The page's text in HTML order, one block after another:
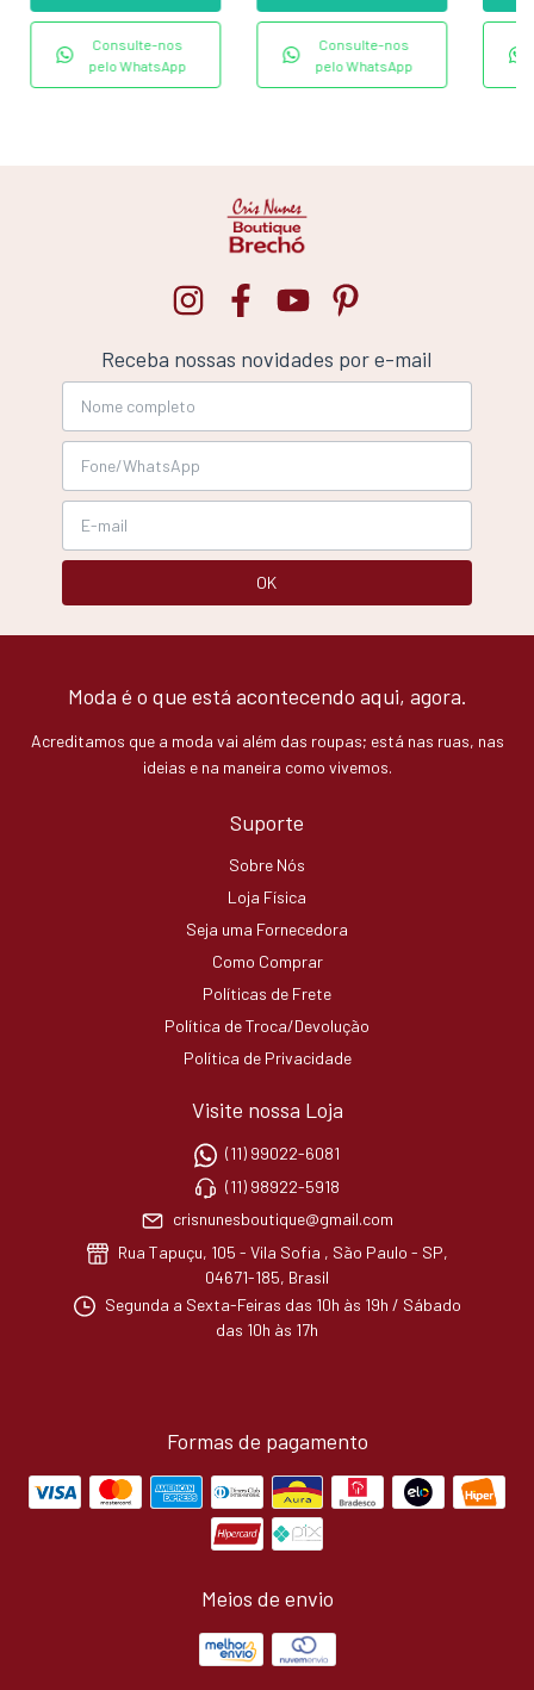
Consulte-nos
pelo WhatsApp
Consulte-nos
pelo WhatsApp
Receba nossas novidades por e-mail
Moda é o que está acontecendo aqui, agora.
Acreditamos que a moda vai além das roupas; está nas ruas, nas
ideias e na maneira como vivemos.
Suporte
Sobre Nós
Loja Física
Seja uma Fornecedora
Como Comprar
Políticas de Frete
Política de Troca/Devolução
Política de Privacidade
Visite nossa Loja
(11) 99022-6081
(11) 98922-5918
crisnunesboutique@gmail.com
Rua Tapuçu, 105 - Vila Sofia , São Paulo - SP,
04671-185, Brasil
Segunda a Sexta-Feiras das 10h às 19h / Sábado
das 10h às 17h
Formas de pagamento
Meios de envio